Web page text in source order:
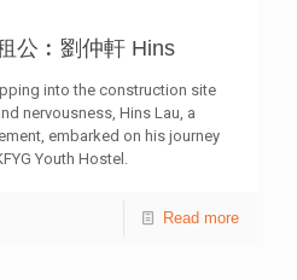
公︰劉仲軒 Hins
into the construction site
nervousness, Hins Lau, a
embarked on his journey
Youth Hostel.
as rentals and property
Read more